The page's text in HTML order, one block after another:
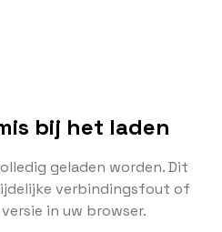
bij het laden
geladen worden. Dit
verbindingsfout of
in uw browser.